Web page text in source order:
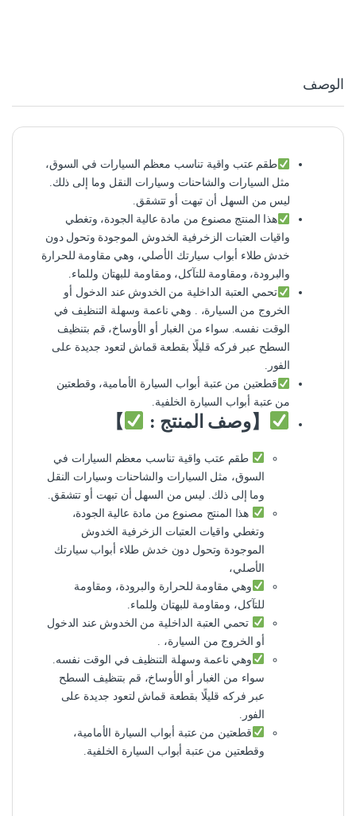
الوصف
طقم عتب واقية تناسب معظم السيارات في السوق،
مثل السيارات والشاحنات وسيارات النقل وما إلى ذلك.
ليس من السهل أن تبهت أو تتشقق.
هذا المنتج مصنوع من مادة عالية الجودة، وتغطي
واقيات العتبات الزخرفية الخدوش الموجودة وتحول دون
خدش طلاء أبواب سيارتك الأصلي، وهي مقاومة للحرارة
والبرودة، ومقاومة للتآكل، ومقاومة للبهتان وللماء.
تحمي العتبة الداخلية من الخدوش عند الدخول أو
الخروج من السيارة، . وهي ناعمة وسهلة التنظيف في
الوقت نفسه. سواء من الغبار أو الأوساخ، قم بتنظيف
السطح عبر فركه قليلًا بقطعة قماش لتعود جديدة على
الفور.
قطعتين من عتبة أبواب السيارة الأمامية، وقطعتين
من عتبة أبواب السيارة الخلفية.
【وصف المنتج : 】
طقم عتب واقية تناسب معظم السيارات في
السوق، مثل السيارات والشاحنات وسيارات النقل
وما إلى ذلك. ليس من السهل أن تبهت أو تتشقق.
هذا المنتج مصنوع من مادة عالية الجودة،
وتغطي واقيات العتبات الزخرفية الخدوش
الموجودة وتحول دون خدش طلاء أبواب سيارتك
الأصلي،
وهي مقاومة للحرارة والبرودة، ومقاومة
للتآكل، ومقاومة للبهتان وللماء.
تحمي العتبة الداخلية من الخدوش عند الدخول
أو الخروج من السيارة، .
وهي ناعمة وسهلة التنظيف في الوقت نفسه.
سواء من الغبار أو الأوساخ، قم بتنظيف السطح
عبر فركه قليلًا بقطعة قماش لتعود جديدة على
الفور.
قطعتين من عتبة أبواب السيارة الأمامية،
وقطعتين من عتبة أبواب السيارة الخلفية.